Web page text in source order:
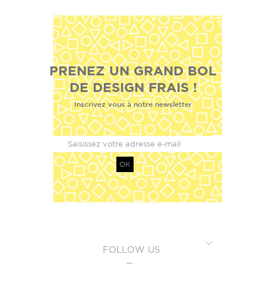
PRENEZ UN GRAND BOL
DE DESIGN FRAIS !
Inscrivez vous à notre newsletter
OK
FOLLOW US